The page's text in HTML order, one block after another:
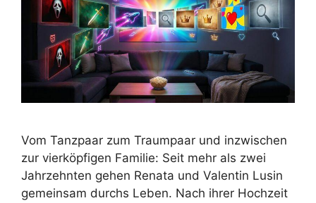
Vom Tanzpaar zum Traumpaar und inzwischen
zur vierköpfigen Familie: Seit mehr als zwei
Jahrzehnten gehen Renata und Valentin Lusin
gemeinsam durchs Leben. Nach ihrer Hochzeit